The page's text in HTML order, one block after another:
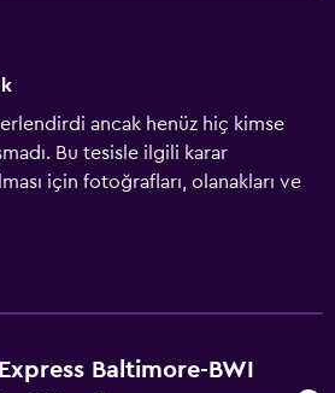
ancak henüz hiç kimse
Bu tesisle ilgili karar
için fotoğrafları, olanakları ve
Baltimore-BWI